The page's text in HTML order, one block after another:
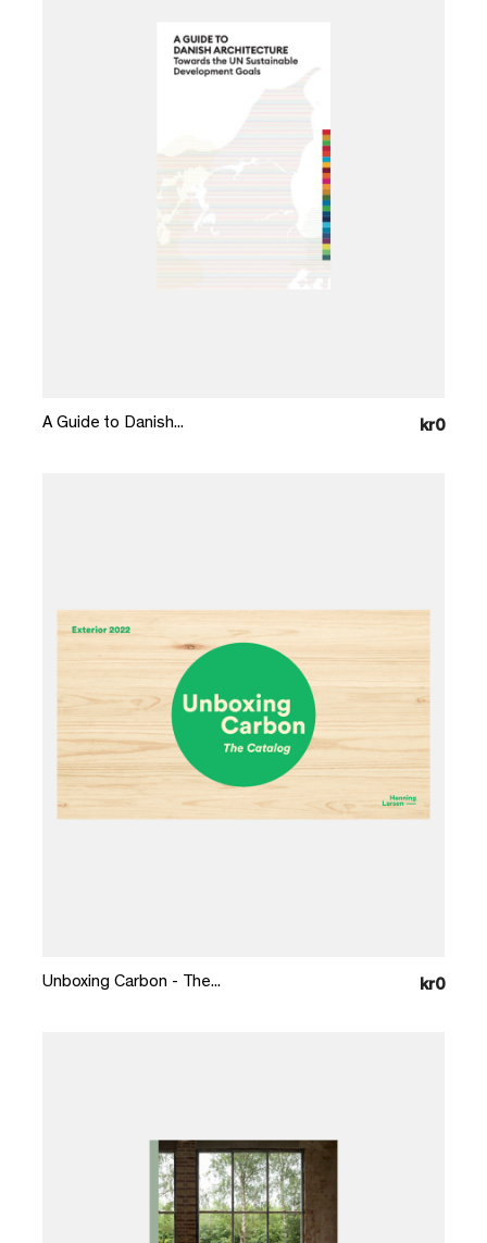
A Guide to Danish... kr0
Unboxing Carbon - The... kr0